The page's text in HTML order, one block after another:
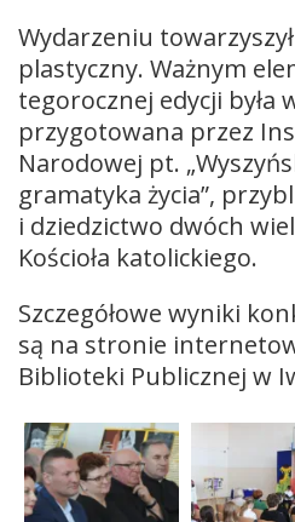
Wydarzeniu
plastyczny. Ważnym
tegorocznej edycji była
przygotowana przez
Narodowej pt.
gramatyka życia”,
i dziedzictwo dwóch
Kościoła katolickiego.
Szczegółowe wyniki
są na stronie
Biblioteki Publicznej w